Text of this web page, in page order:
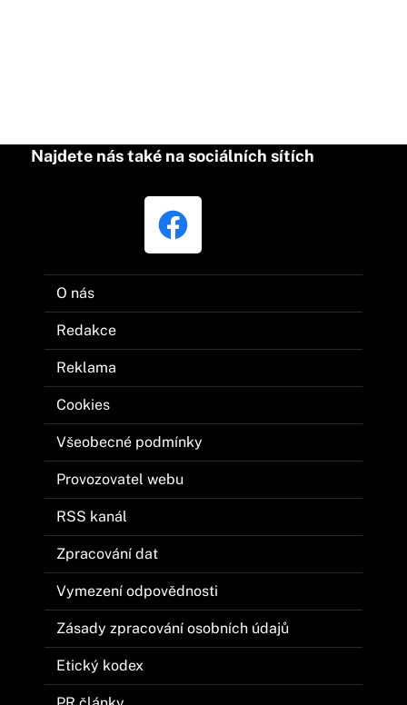
Najdete nás také na sociálních sítích
O nás
Redakce
Reklama
Cookies
Všeobecné podmínky
Provozovatel webu
RSS kanál
Zpracování dat
Vymezení odpovědnosti
Zásady zpracování osobních údajů
Etický kodex